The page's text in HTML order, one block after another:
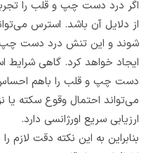
اگر درد دست چپ و قلب را
از دلایل آن باشد. استرس
شوند و این تنش درد دست چپ و
ایجاد خواهد کرد. گاهی
دست چپ و قلب را باهم
می‌تواند احتمال وقوع سکته یا
ارزیابی سریع اورژانسی دارد.
بنابراین به این نکته دقت لازم